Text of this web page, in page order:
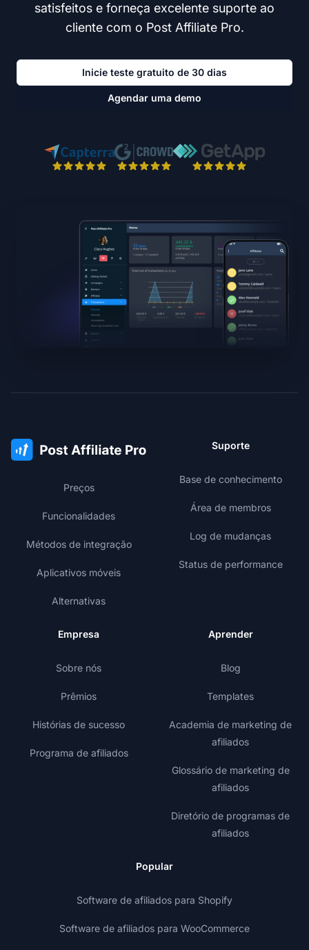
satisfeitos e forneça excelente suporte ao
cliente com o Post Affiliate Pro.
Inicie teste gratuito de 30 dias
Agendar uma demo
Preços
Funcionalidades
Métodos de integração
Aplicativos móveis
Alternativas
Suporte
Base de conhecimento
Área de membros
Log de mudanças
Status de performance
Empresa
Sobre nós
Prêmios
Histórias de sucesso
Programa de afiliados
Aprender
Blog
Templates
Academia de marketing de
afiliados
Glossário de marketing de
afiliados
Diretório de programas de
afiliados
Popular
Software de afiliados para Shopify
Software de afiliados para WooCommerce